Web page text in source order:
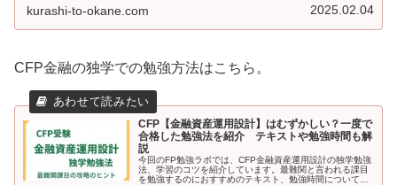
kurashi-to-okane.com 2025.02.04
CFP金融の独学での勉強方法はこちら。
CFP【金融資産運用設計】はむずかしい？一度で
合格した勉強法を紹介 テキストや勉強時間も解
説
今回のFP勉強ラボでは、CFP金融資産運用設計の独学勉強
法、学習のコツを紹介しています。最難関と言われる課目
を勉強するのにおすすめのテキスト、勉強時間についても